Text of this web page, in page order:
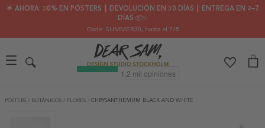
🌟 AHORA: 30% EN PÓSTERS ┃ DEVOLUCIÓN EN 30 DÍAS ┃ ENTREGA EN 2–7
DÍAS 📦✨
Code: SUMMER30, hasta el 7/8
PÓSTERS / BOTÁNICOS / FLORES / CHRYSANTHEMUM BLACK AND WHITE